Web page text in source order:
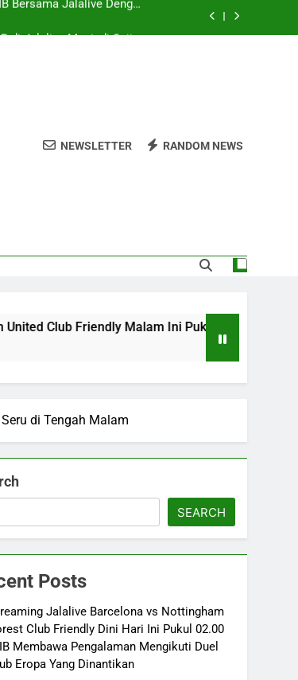
Sepak Bola Nasional
02.00 WIB Membawa
Eropa Yang Dinantikan
Bersama Jalalive Dengan
Modern dan Menghibur
di Jalalive Menjadi Sajian
Berita Terbaru Duel
Dari Inggris Dan Jerman
NEWSLETTER RANDOM NEWS
Malam Ini Pukul 22.00 WIB Bersama Jalalive
di Tengah Malam
SEARCH
Posts
Jalalive Barcelona vs Nottingham
Club Friendly Dini Hari Ini Pukul 02.00
Membawa Pengalaman Mengikuti Duel
Eropa Yang Dinantikan